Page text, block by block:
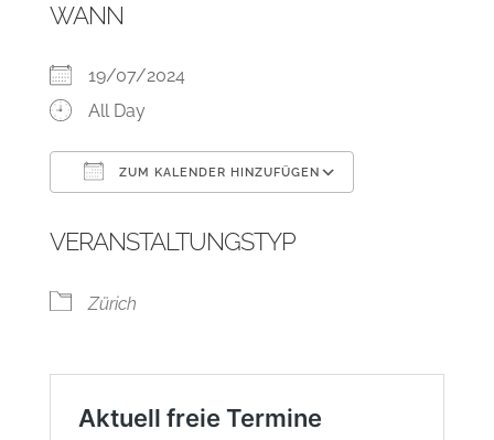
WANN
19/07/2024
All Day
ZUM KALENDER HINZUFÜGEN
VERANSTALTUNGSTYP
Zürich